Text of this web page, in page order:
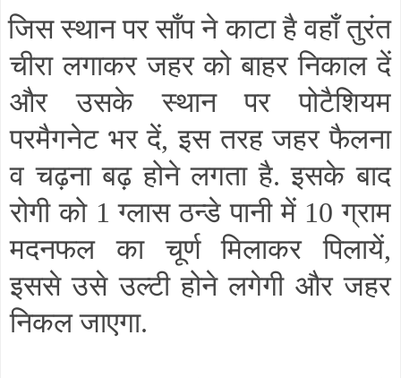
जिस स्थान पर साँप ने काटा है वहाँ तुरंत
चीरा लगाकर जहर को बाहर निकाल दें
और उसके स्थान पर पोटैशियम
परमैगनेट भर दें,इस तरह जहर फैलना
व चढ़ना बढ़ होने लगता है. इसके बाद
रोगी को 1 ग्लास ठन्डे पानी में 10 ग्राम
मदनफल का चूर्ण मिलाकर पिलायें,
इससे उसे उल्टी होने लगेगी और जहर
निकल जाएगा.